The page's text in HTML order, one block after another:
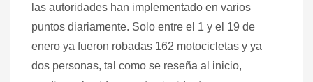
las autoridades han implementado en varios
puntos diariamente. Solo entre el 1 y el 19 de
enero ya fueron robadas 162 motocicletas y ya
dos personas, tal como se reseña al inicio,